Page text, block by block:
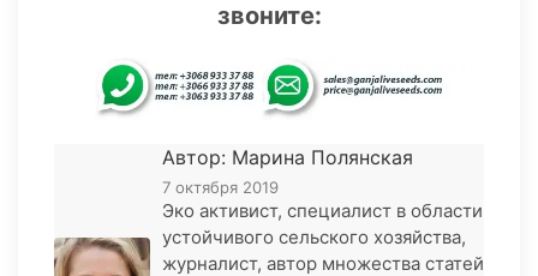
звоните:
Автор: Марина Полянская
7 октября 2019
Эко активист, специалист в области
устойчивого сельского хозяйства,
журналист, автор множества статей